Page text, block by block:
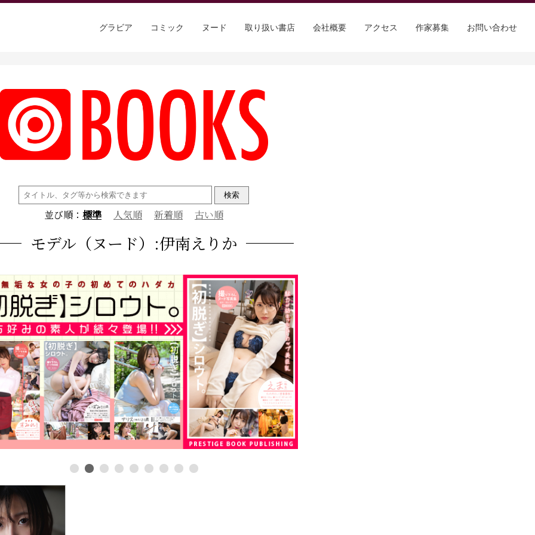
グラビア コミック ヌード 取り扱い書店 会社概要 アクセス 作家募集 お問い合わせ
検
索:
並び順： 標準 人気順 新着順 古い順
モデル（ヌード）:伊南えりか